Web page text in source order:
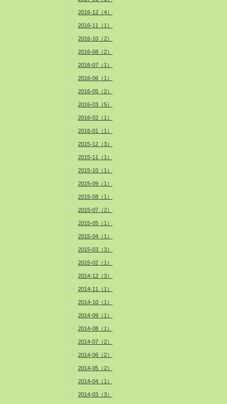
2016-12（4）
2016-11（1）
2016-10（2）
2016-08（2）
2016-07（1）
2016-06（1）
2016-05（2）
2016-03（5）
2016-02（1）
2016-01（1）
2015-12（3）
2015-11（1）
2015-10（1）
2015-09（1）
2015-08（1）
2015-07（2）
2015-05（1）
2015-04（1）
2015-03（3）
2015-02（1）
2014-12（3）
2014-11（1）
2014-10（1）
2014-09（1）
2014-08（1）
2014-07（2）
2014-06（2）
2014-05（2）
2014-04（1）
2014-03（3）